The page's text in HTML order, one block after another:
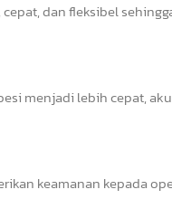
dan fleksibel
menjadi lebih cepat,
keamanan kepada